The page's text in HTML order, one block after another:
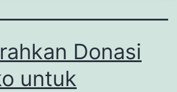
Donasi
untuk